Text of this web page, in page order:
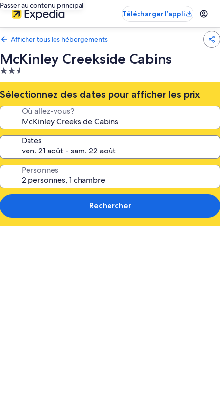
Passer au contenu principal
Télécharger l’appli
Afficher tous les hébergements
McKinley Creekside Cabins
Hébergement
2.5 étoiles
Sélectionnez des dates pour afficher les prix
Où allez-vous?
Dates
Personnes
Rechercher